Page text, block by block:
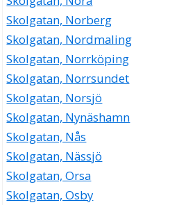
Skolgatan, Norberg
Skolgatan, Nordmaling
Skolgatan, Norrköping
Skolgatan, Norrsundet
Skolgatan, Norsjö
Skolgatan, Nynäshamn
Skolgatan, Nås
Skolgatan, Nässjö
Skolgatan, Orsa
Skolgatan, Osby